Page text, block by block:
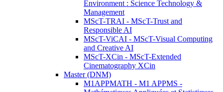
Environment : Science Technology &
Management
MScT-TRAI - MScT-Trust and
Responsible AI
MScT-ViCAI - MScT-Visual Computing
and Creative AI
MScT-XCin - MScT-Extended
Cinematography XCin
Master (DNM)
M1APPMATH - M1 APPMS -